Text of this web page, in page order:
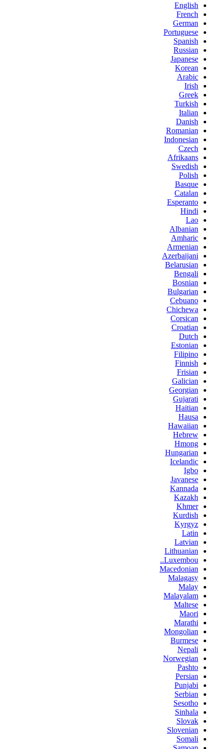
English
French
German
Portuguese
Spanish
Russian
Japanese
Korean
Arabic
Irish
Greek
Turkish
Italian
Danish
Romanian
Indonesian
Czech
Afrikaans
Swedish
Polish
Basque
Catalan
Esperanto
Hindi
Lao
Albanian
Amharic
Armenian
Azerbaijani
Belarusian
Bengali
Bosnian
Bulgarian
Cebuano
Chichewa
Corsican
Croatian
Dutch
Estonian
Filipino
Finnish
Frisian
Galician
Georgian
Gujarati
Haitian
Hausa
Hawaiian
Hebrew
Hmong
Hungarian
Icelandic
Igbo
Javanese
Kannada
Kazakh
Khmer
Kurdish
Kyrgyz
Latin
Latvian
Lithuanian
Luxembou..
Macedonian
Malagasy
Malay
Malayalam
Maltese
Maori
Marathi
Mongolian
Burmese
Nepali
Norwegian
Pashto
Persian
Punjabi
Serbian
Sesotho
Sinhala
Slovak
Slovenian
Somali